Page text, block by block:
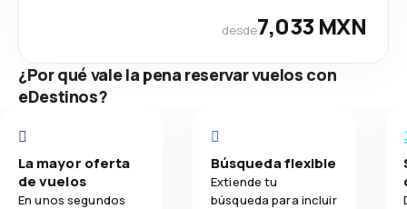
desde7,033 MXN
¿Por qué vale la pena reservar vuelos con
eDestinos?
La mayor oferta
de vuelos
En unos segundos
Búsqueda flexible
Extiende tu
búsqueda para incluir